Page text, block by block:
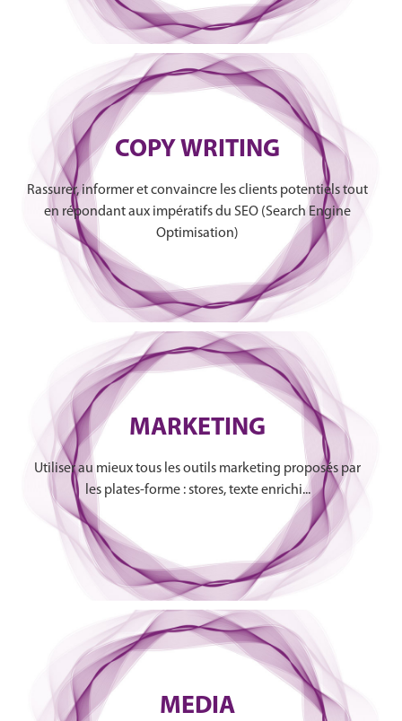
COPY WRITING
Rassurer, informer et convaincre les clients potentiels tout
en répondant aux impératifs du SEO (Search Engine
Optimisation)
MARKETING
Utiliser au mieux tous les outils marketing proposés par
les plates-forme : stores, texte enrichi...
MEDIA